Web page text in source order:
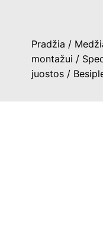
Pradžia /
montažui /
juostos /